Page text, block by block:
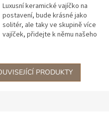
Luxusní keramické vajíčko na
postavení, bude krásné jako
solitér, ale taky ve skupině více
vajíček, přidejte k němu našeho
PRODUKTY